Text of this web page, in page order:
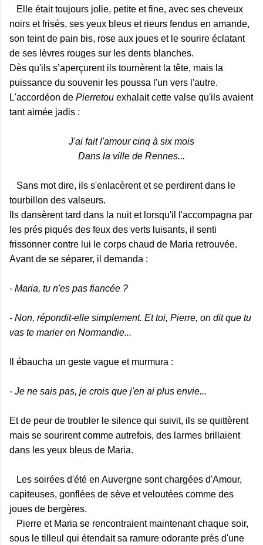
Elle était toujours jolie, petite et fine, avec ses cheveux
noirs et frisés, ses yeux bleus et rieurs fendus en amande,
son teint de pain bis, rose aux joues et le sourire éclatant
de ses lèvres rouges sur les dents blanches.
Dès qu'ils s’aperçurent ils tournèrent la tête, mais la
puissance du souvenir les poussa l'un vers l'autre.
L'accordéon de Pierretou exhalait cette valse qu'ils avaient
tant aimée jadis :
J'ai fait l'amour cinq à six mois
Dans la ville de Rennes...
Sans mot dire, ils s'enlacèrent et se perdirent dans le
tourbillon des valseurs.
Ils dansèrent tard dans la nuit et lorsqu'il l'accompagna par
les prés piqués des feux des verts luisants, il senti
frissonner contre lui le corps chaud de Maria retrouvée.
Avant de se séparer, il demanda :
- Maria, tu n'es pas fiancée ?
- Non, répondit-elle simplement. Et toi, Pierre, on dit que tu
vas te marier en Normandie...
Il ébaucha un geste vague et murmura :
- Je ne sais pas, je crois que j'en ai plus envie...
Et de peur de troubler le silence qui suivit, ils se quittèrent
mais se sourirent comme autrefois, des larmes brillaient
dans les yeux bleus de Maria.
Les soirées d'été en Auvergne sont chargées d'Amour,
capiteuses, gonflées de sève et veloutées comme des
joues de bergères.
Pierre et Maria se rencontraient maintenant chaque soir,
sous le tilleul qui étendait sa ramure odorante près d'une